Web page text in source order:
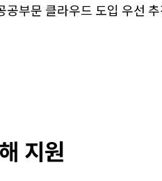
부문 클라우드 도입 우선
지원